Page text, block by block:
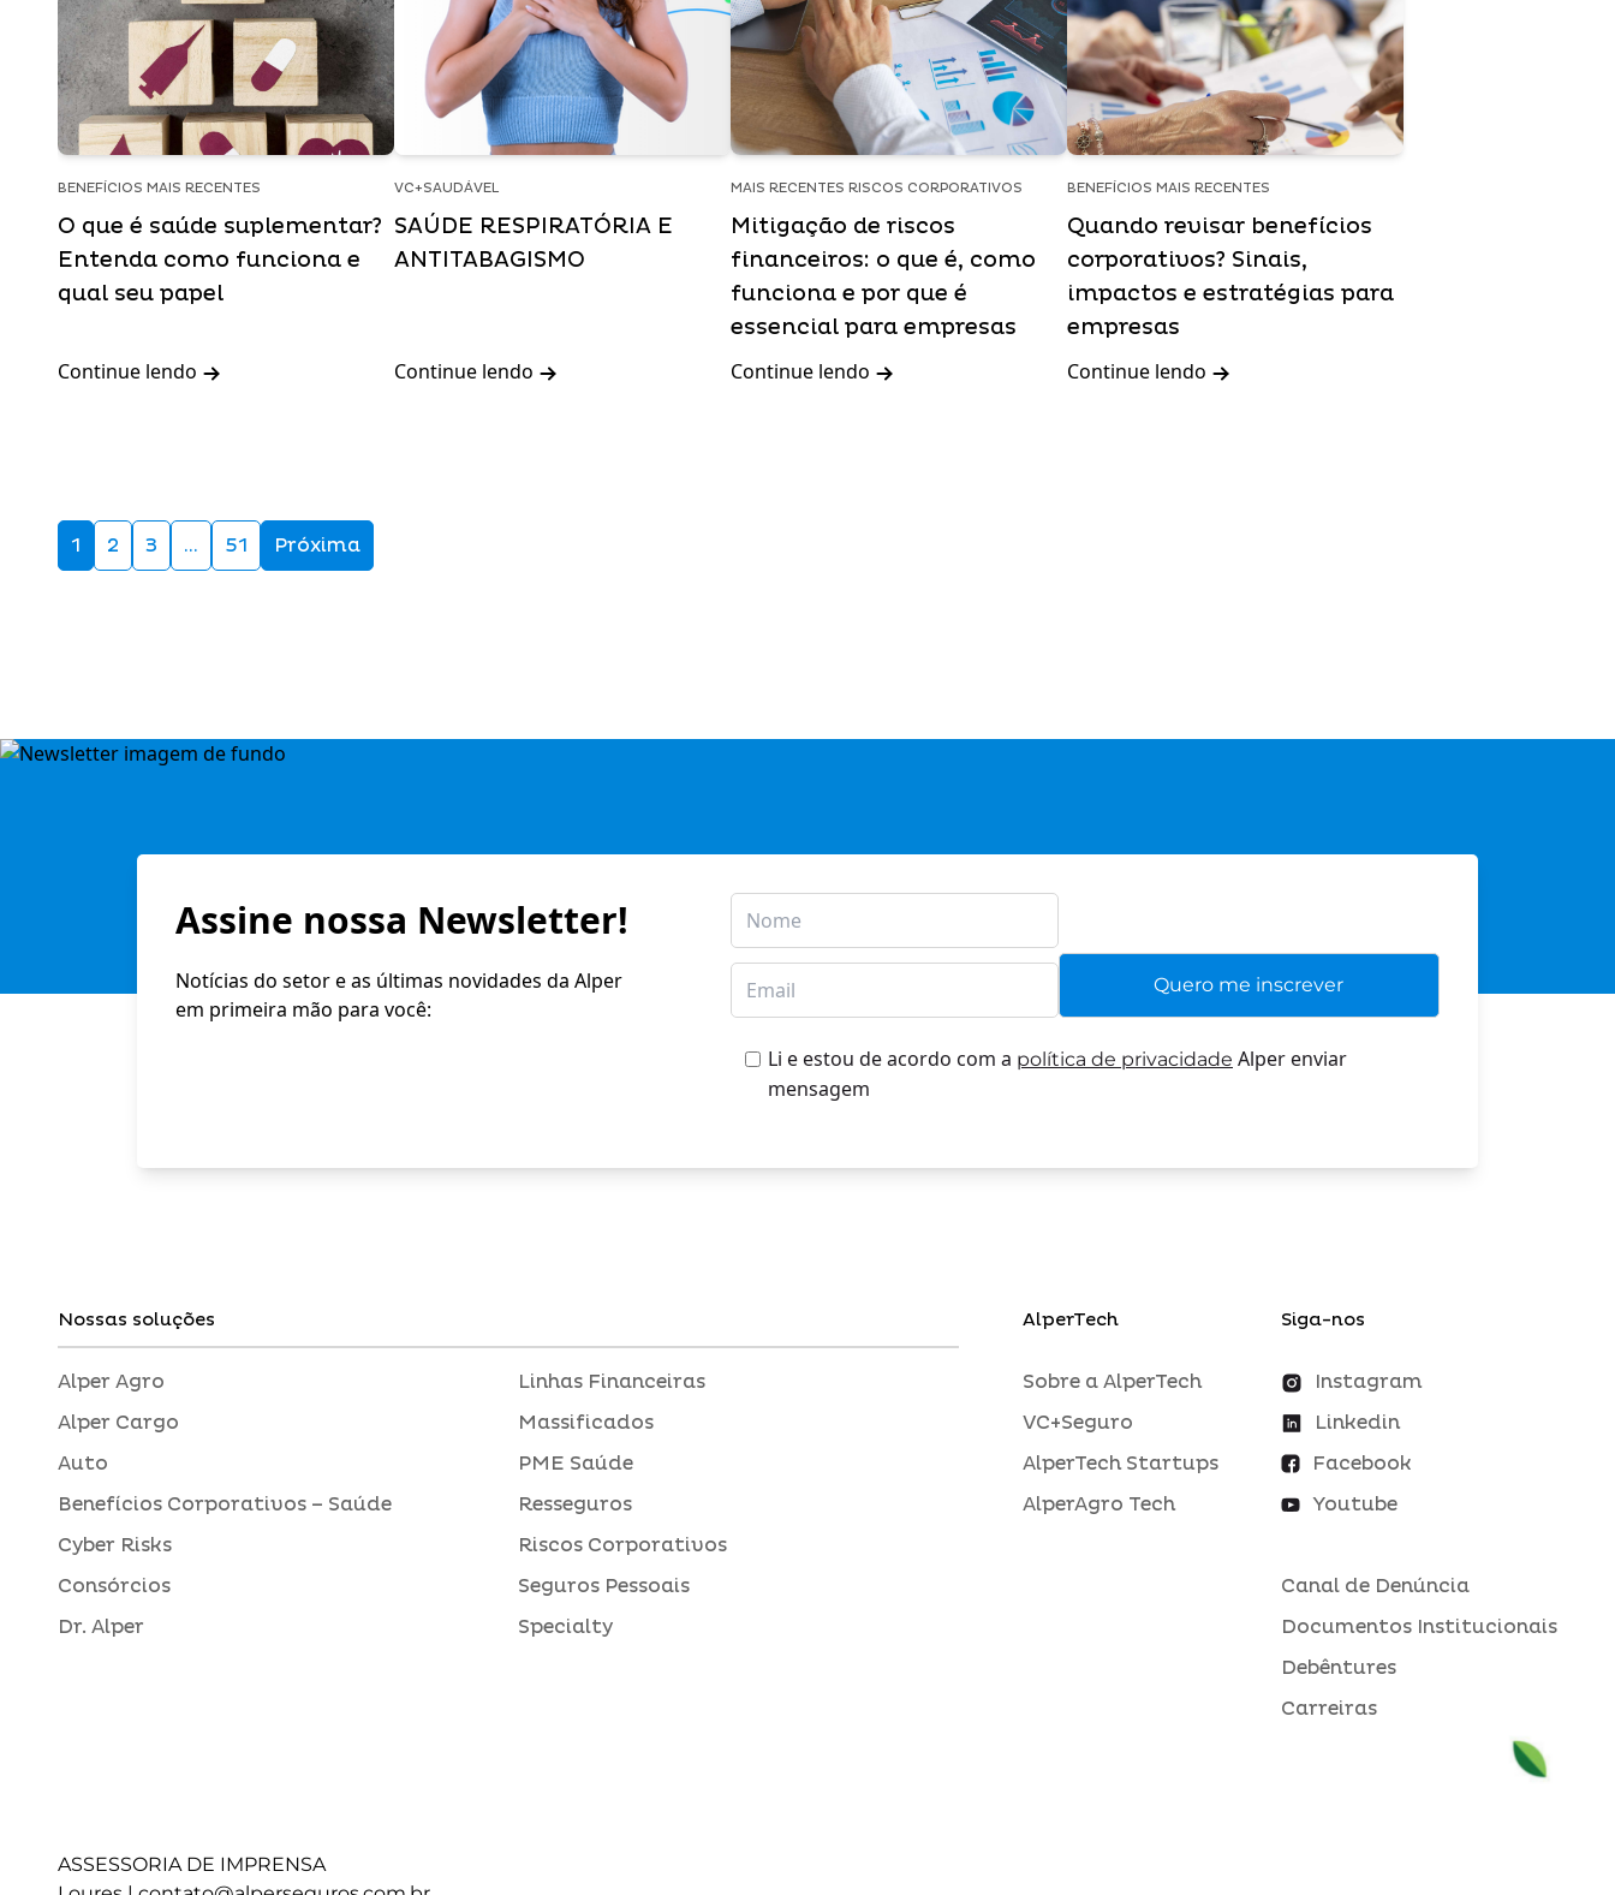
BENEFÍCIOS MAIS RECENTES
O que é saúde suplementar?
Entenda como funciona e
qual seu papel
Continue lendo
VC+SAUDÁVEL
SAÚDE RESPIRATÓRIA E
ANTITABAGISMO
Continue lendo
MAIS RECENTES RISCOS CORPORATIVOS
Mitigação de riscos
financeiros: o que é, como
funciona e por que é
essencial para empresas
Continue lendo
BENEFÍCIOS MAIS RECENTES
Quando revisar benefícios
corporativos? Sinais,
impactos e estratégias para
empresas
Continue lendo
1 2 3 … 51 Próxima
Assine nossa Newsletter!
Notícias do setor e as últimas novidades da Alper
em primeira mão para você:
Li e estou de acordo com a política de privacidade Alper enviar
mensagem
Nossas soluções
Alper Agro
Alper Cargo
Auto
Benefícios Corporativos – Saúde
Cyber Risks
Consórcios
Dr. Alper
Linhas Financeiras
Massificados
PME Saúde
Resseguros
Riscos Corporativos
Seguros Pessoais
Specialty
AlperTech
Sobre a AlperTech
VC+Seguro
AlperTech Startups
AlperAgro Tech
Siga-nos
Instagram
Linkedin
Facebook
Youtube
Canal de Denúncia
Documentos Institucionais
Debêntures
Carreiras
ASSESSORIA DE IMPRENSA